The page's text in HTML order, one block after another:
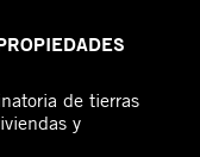
de tierras
y